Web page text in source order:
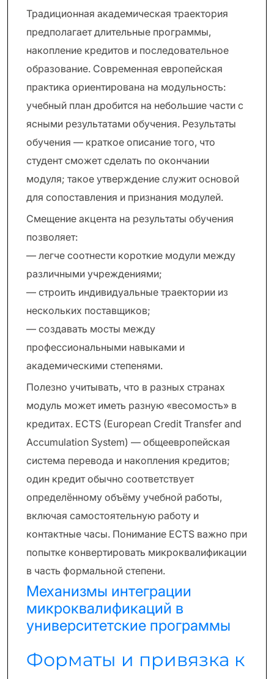
Традиционная академическая траектория
предполагает длительные программы,
накопление кредитов и последовательное
образование. Современная европейская
практика ориентирована на модульность:
учебный план дробится на небольшие части с
ясными результатами обучения. Результаты
обучения — краткое описание того, что
студент сможет сделать по окончании
модуля; такое утверждение служит основой
для сопоставления и признания модулей.
Смещение акцента на результаты обучения
позволяет:
— легче соотнести короткие модули между
различными учреждениями;
— строить индивидуальные траектории из
нескольких поставщиков;
— создавать мосты между
профессиональными навыками и
академическими степенями.
Полезно учитывать, что в разных странах
модуль может иметь разную «весомость» в
кредитах. ECTS (European Credit Transfer and
Accumulation System) — общеевропейская
система перевода и накопления кредитов;
один кредит обычно соответствует
определённому объёму учебной работы,
включая самостоятельную работу и
контактные часы. Понимание ECTS важно при
попытке конвертировать микроквалификации
в часть формальной степени.
Механизмы интеграции
микроквалификаций в
университетские программы
Форматы и привязка к